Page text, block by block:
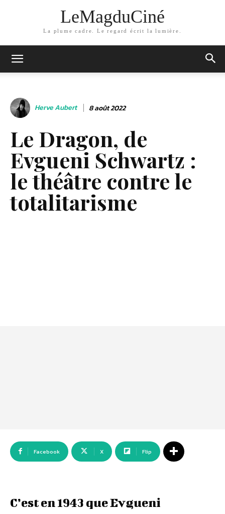
LeMagduCiné
La plume cadre. Le regard écrit la lumière.
Herve Aubert 8 août 2022
Le Dragon, de
Evgueni Schwartz :
le théâtre contre le
totalitarisme
Facebook X Flip
C’est en 1943 que Evgueni